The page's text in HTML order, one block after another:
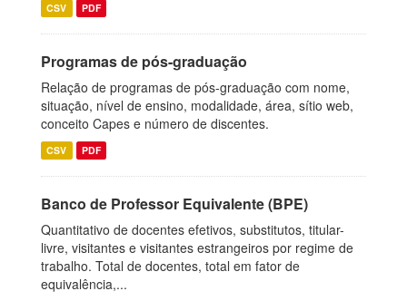
CSV PDF
Programas de pós-graduação
Relação de programas de pós-graduação com nome,
situação, nível de ensino, modalidade, área, sítio web,
conceito Capes e número de discentes.
CSV PDF
Banco de Professor Equivalente (BPE)
Quantitativo de docentes efetivos, substitutos, titular-
livre, visitantes e visitantes estrangeiros por regime de
trabalho. Total de docentes, total em fator de
equivalência,...